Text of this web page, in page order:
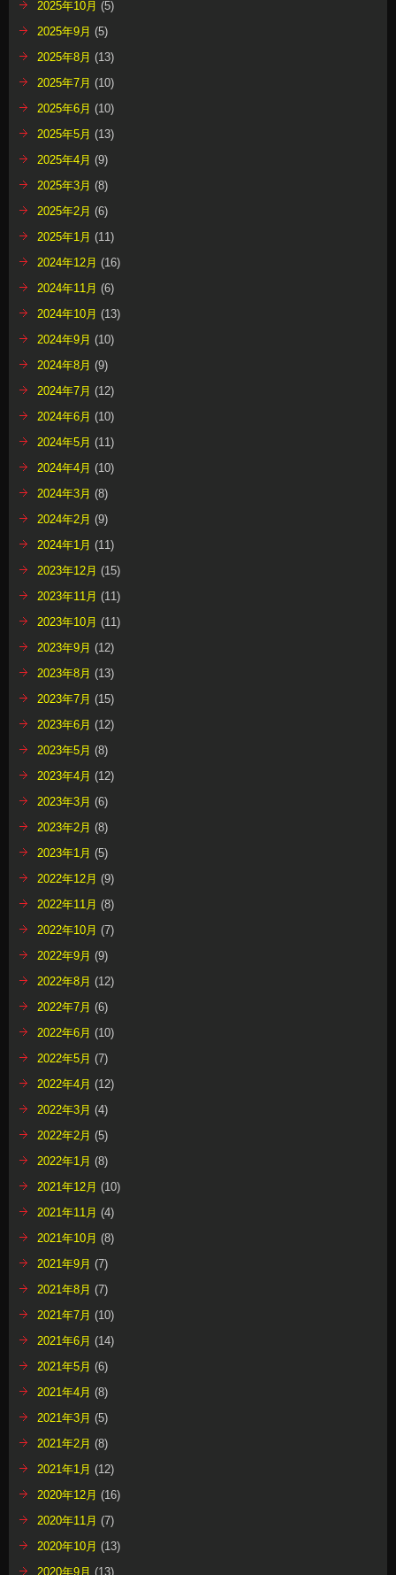
2025年10月 (5)
2025年9月 (5)
2025年8月 (13)
2025年7月 (10)
2025年6月 (10)
2025年5月 (13)
2025年4月 (9)
2025年3月 (8)
2025年2月 (6)
2025年1月 (11)
2024年12月 (16)
2024年11月 (6)
2024年10月 (13)
2024年9月 (10)
2024年8月 (9)
2024年7月 (12)
2024年6月 (10)
2024年5月 (11)
2024年4月 (10)
2024年3月 (8)
2024年2月 (9)
2024年1月 (11)
2023年12月 (15)
2023年11月 (11)
2023年10月 (11)
2023年9月 (12)
2023年8月 (13)
2023年7月 (15)
2023年6月 (12)
2023年5月 (8)
2023年4月 (12)
2023年3月 (6)
2023年2月 (8)
2023年1月 (5)
2022年12月 (9)
2022年11月 (8)
2022年10月 (7)
2022年9月 (9)
2022年8月 (12)
2022年7月 (6)
2022年6月 (10)
2022年5月 (7)
2022年4月 (12)
2022年3月 (4)
2022年2月 (5)
2022年1月 (8)
2021年12月 (10)
2021年11月 (4)
2021年10月 (8)
2021年9月 (7)
2021年8月 (7)
2021年7月 (10)
2021年6月 (14)
2021年5月 (6)
2021年4月 (8)
2021年3月 (5)
2021年2月 (8)
2021年1月 (12)
2020年12月 (16)
2020年11月 (7)
2020年10月 (13)
2020年9月 (13)